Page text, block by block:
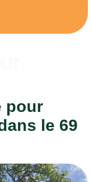
pour
le 69